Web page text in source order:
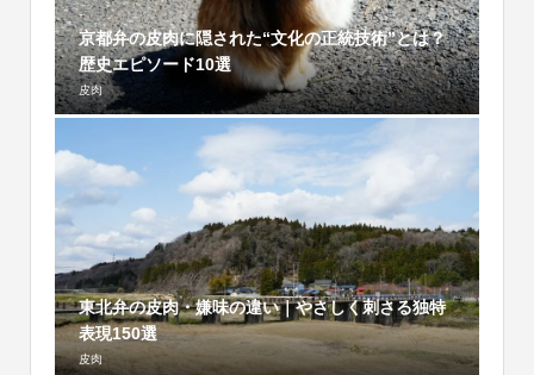
京都弁の皮肉に隠された“文化の正統技術”とは？
歴史エピソード10選
皮肉
東北弁の皮肉・嫌味の違い｜やさしく刺さる独特
表現150選
皮肉